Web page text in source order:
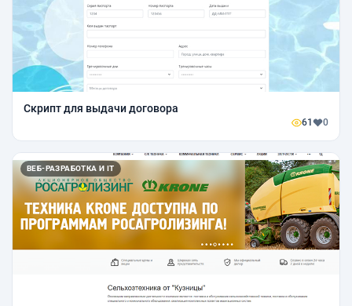
Скрипт для выдачи договора
61 0
ВЕБ-РАЗРАБОТКА И IT